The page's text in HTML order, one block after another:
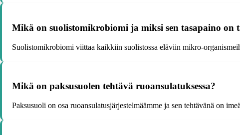
Mikä on suolistomikrobiomi ja miksi sen tasapaino on
Suolistomikrobiomi viittaa kaikkiin suolistossa eläviin mikro-
Mikä on paksusuolen tehtävä ruoansulatuksessa?
Paksusuoli on osa ruoansulatusjärjestelmäämme ja sen tehtävänä on